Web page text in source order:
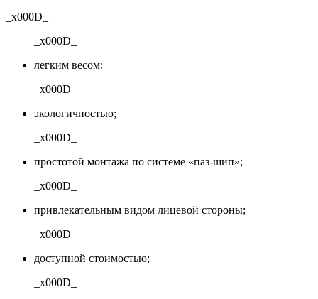
_x000D_
_x000D_
легким весом;
_x000D_
экологичностью;
_x000D_
простотой монтажа по системе «паз-шип»;
_x000D_
привлекательным видом лицевой стороны;
_x000D_
доступной стоимостью;
_x000D_